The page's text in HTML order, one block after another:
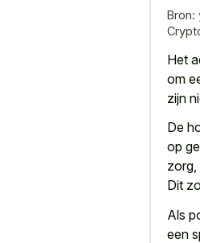
Bron:
Het
om
zijn
De
op
zorg,
Dit
Als
een